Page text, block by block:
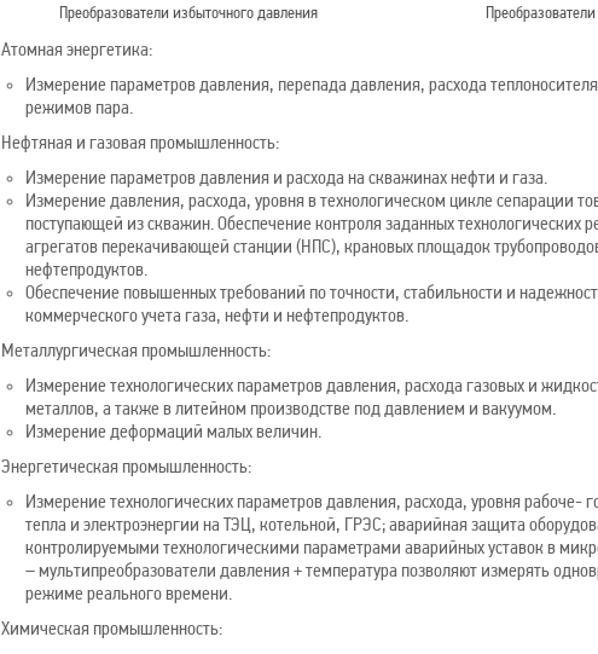
Преобразователи избыточного давления
Атомная энергетика:
Измерение параметров давления, перепада давления, расхода
режимов пара.
Нефтяная и газовая промышленность:
Измерение параметров давления и расхода на скважинах нефти и газа.
Измерение давления, расхода, уровня в технологическом цикле сепарации
поступающей из скважин. Обеспечение контроля заданных технологических
агрегатов перекачивающей станции (НПС), крановых площадок
нефтепродуктов.
Обеспечение повышенных требований по точности, стабильности и
коммерческого учета газа, нефти и нефтепродуктов.
Металлургическая промышленность:
Измерение технологических параметров давления, расхода газовых и
металлов, а также в литейном производстве под давлением и вакуумом.
Измерение деформаций малых величин.
Энергетическая промышленность:
Измерение технологических параметров давления, расхода, уровня рабоче-
тепла и электроэнергии на ТЭЦ, котельной, ГРЭС; аварийная защита
контролируемыми технологическими параметрами аварийных уставок в
– мультипреобразователи давления + температура позволяют измерять
режиме реального времени.
Химическая промышленность: